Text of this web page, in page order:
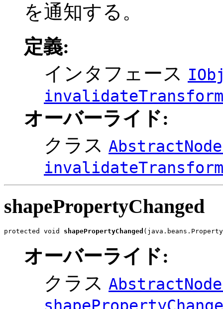
を通知する。
定義:
インタフェース
invalidateTransform
オーバーライド:
クラス
invalidateTransform
shapePropertyChanged
protected void shapePropertyChanged
オーバーライド:
クラス